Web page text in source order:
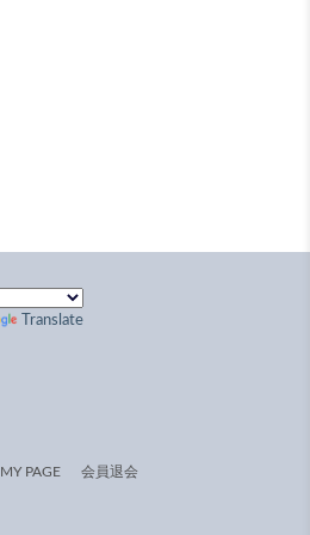
Translate
MY PAGE 会員退会